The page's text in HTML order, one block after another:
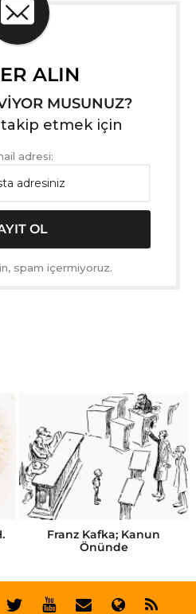
ALIN
MUSUNUZ?
takip etmek için
adresi:
spam içermiyoruz.
Franz Kafka; Kanun
Önünde